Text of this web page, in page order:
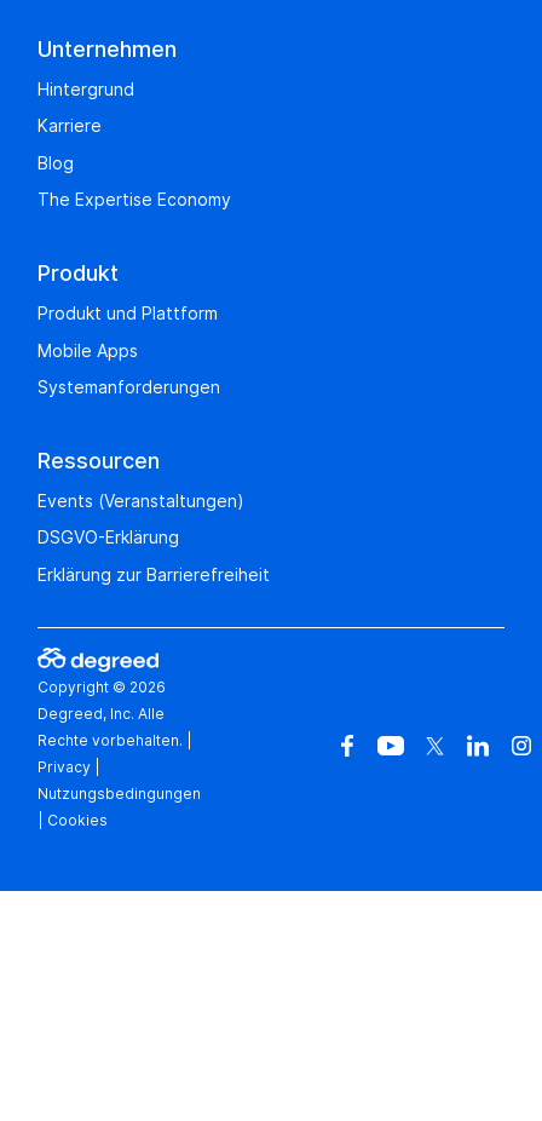
Unternehmen
Hintergrund
Karriere
Blog
The Expertise Economy
Produkt
Produkt und Plattform
Mobile Apps
Systemanforderungen
Ressourcen
Events (Veranstaltungen)
DSGVO-Erklärung
Erklärung zur Barrierefreiheit
Copyright © 2026
Degreed, Inc. Alle
Rechte vorbehalten.
Privacy
Nutzungsbedingungen
Cookies